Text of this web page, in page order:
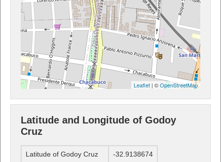
Leaflet | ©OpenStreetMap
Latitude and Longitude of Godoy
Cruz
Latitude of Godoy Cruz -32.9138674